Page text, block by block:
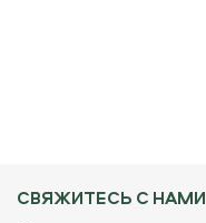
СВЯЖИТЕСЬ С НАМИ